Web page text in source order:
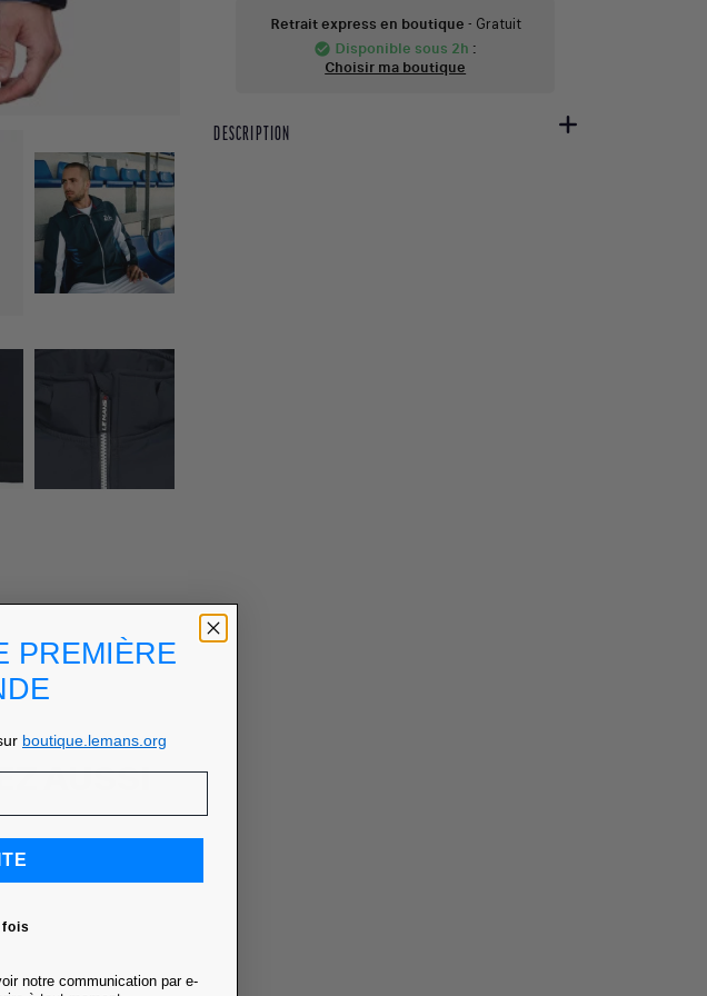
Retrait express en boutique - Gratuit
check_circle Disponible sous 2h :
Choisir ma boutique
DESCRIPTION
AUSSI
PREMIÈRE
boutique.lemans.org
notre communication par e-